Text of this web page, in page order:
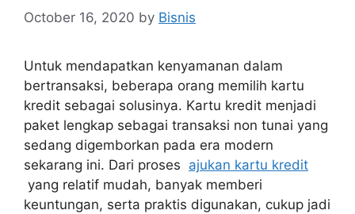
October 16, 2020 by Bisnis
Untuk mendapatkan kenyamanan dalam
bertransaksi, beberapa orang memilih kartu
kredit sebagai solusinya. Kartu kredit menjadi
paket lengkap sebagai transaksi non tunai yang
sedang digemborkan pada era modern
sekarang ini. Dari proses ajukan kartu kredit
yang relatif mudah, banyak memberi
keuntungan, serta praktis digunakan, cukup jadi